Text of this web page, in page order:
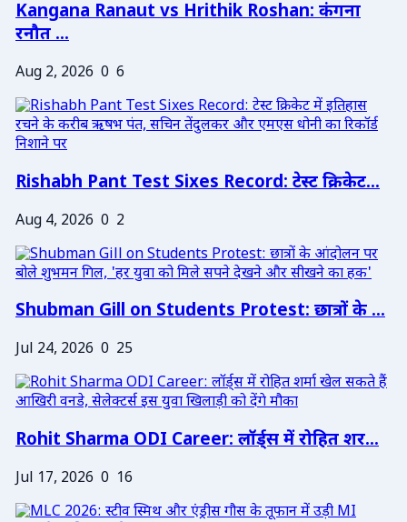
Kangana Ranaut vs Hrithik Roshan: कंगना
रनौत ...
Aug 2, 2026 0 6
Rishabh Pant Test Sixes Record: टेस्ट क्रिकेट...
Aug 4, 2026 0 2
Shubman Gill on Students Protest: छात्रों के ...
Jul 24, 2026 0 25
Rohit Sharma ODI Career: लॉर्ड्स में रोहित शर...
Jul 17, 2026 0 16